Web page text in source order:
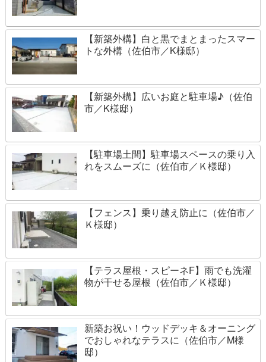
【新築外構】白と黒でまとまったスマー
トな外構（佐伯市／K様邸）
【新築外構】広いお庭と駐車場♪（佐伯
市／K様邸）
【駐車場土間】駐車場スペースの乗り入
れをスムーズに（佐伯市／Ｋ様邸）
【フェンス】乗り越え防止に（佐伯市／
Ｋ様邸）
【テラス屋根・スピーネF】雨でも洗濯
物が干せる屋根（佐伯市／Ｋ様邸）
新築お祝い！ウッドデッキ＆オーニング
でおしゃれなテラスに（佐伯市／M様
邸）